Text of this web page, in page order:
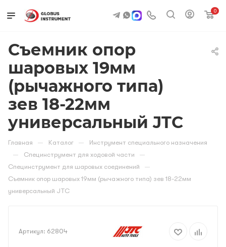
0
Съемник опор
шаровых 19мм
(рычажного типа)
зев 18-22мм
универсальный JTC
Главная — Каталог — Инструмент специального назначения
— Специнструмент для ходовой части —
Специнструмент для шаровых соединений —
Съемник опор шаровых 19мм (рычажного типа) зев 18-22мм
универсальный JTC
Артикул: 62804